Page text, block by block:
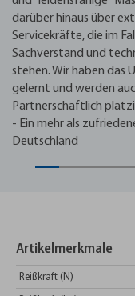
darüber hinaus über
Servicekräfte, die im
Sachverstand und
stehen. Wir haben das
gelernt und werden
Partnerschaftlich
- Ein mehr als
Deutschland
Artikelmerkmale
Reißkraft (N)